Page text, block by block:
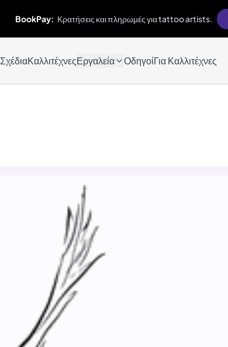
BookPay: Κρατήσεις και πληρωμές για tattoo artists.
ΣχέδιαΚαλλιτέχνεςΕργαλεία ΟδηγοίΓια Καλλιτέχνες